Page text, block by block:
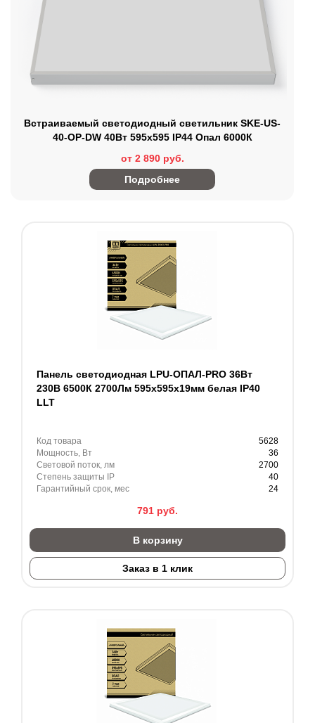
Встраиваемый светодиодный светильник SKE-US-
40-OP-DW 40Вт 595х595 IP44 Опал 6000К
от 2 890 руб.
Подробнее
Панель светодиодная LPU-ОПАЛ-PRO 36Вт
230В 6500К 2700Лм 595х595х19мм белая IP40
LLT
Код товара
5628
Мощность, Вт
36
Световой поток, лм
2700
Степень защиты IP
40
Гарантийный срок, мес
24
791 руб.
В корзину
Заказ в 1 клик